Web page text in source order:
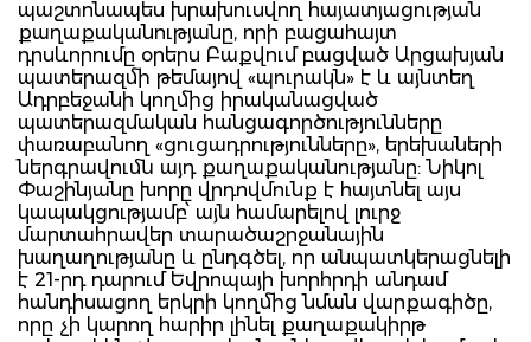
պաշտոնապես խրախուսվող հայատյացության
քաղաքականությանը, որի բացահայտ
դրսևորումը օրերս Բաքվում բացված Արցախյան
պատերազմի թեմայով «պուրակն» է և այնտեղ
Ադրբեջանի կողմից իրականացված
պատերազմական հանցագործությունները
փառաբանող «ցուցադրությունները», երեխաների
ներգրավումն այդ քաղաքականությանը: Նիկոլ
Փաշինյանը խորը վրդովմունք է հայտնել այս
կապակցությամբ՝ այն համարելով լուրջ
մարտահրավեր տարածաշրջանային
խաղաղությանը և ընդգծել, որ անպատկերացնելի
է 21-րդ դարում Եվրոպայի խորհրդի անդամ
հանդիսացող երկրի կողմից նման վարքագիծը,
որը չի կարող հարիր լինել քաղաքակիրթ